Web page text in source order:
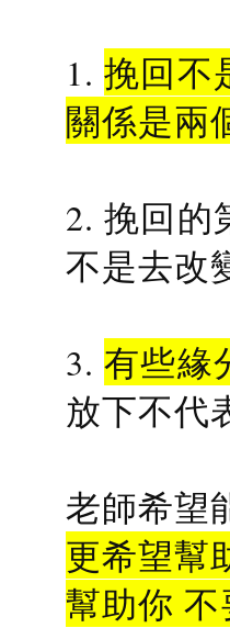
1.挽回不
關係是兩
2. 挽回的
不是去改
3.有些緣
放下不代
老師希望
更希望幫
幫助你